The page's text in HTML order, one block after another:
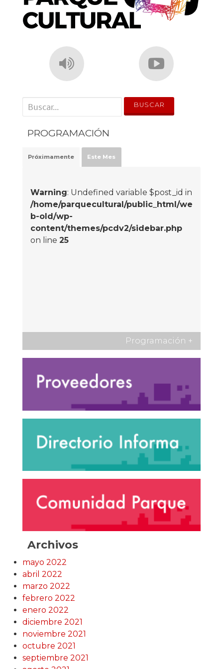
' . __('Search for:') . '
PROGRAMACIÓN
Próximamente Este Mes
Warning: Undefined variable $post_id in
/home/parquecultural/public_html/we
b-old/wp-
content/themes/pcdv2/sidebar.php
on line 25
Programación +
Archivos
mayo 2022
abril 2022
marzo 2022
febrero 2022
enero 2022
diciembre 2021
noviembre 2021
octubre 2021
septiembre 2021